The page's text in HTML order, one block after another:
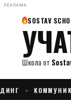
РЕКЛАМА